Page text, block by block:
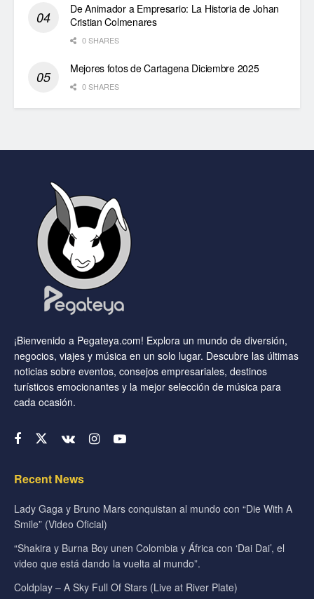
De Animador a Empresario: La Historia de Johan
Cristian Colmenares
0 SHARES
Mejores fotos de Cartagena Diciembre 2025
0 SHARES
¡Bienvenido a Pegateya.com! Explora un mundo de diversión,
negocios, viajes y música en un solo lugar. Descubre las últimas
noticias sobre eventos, consejos empresariales, destinos
turísticos emocionantes y la mejor selección de música para
cada ocasión.
Recent News
Lady Gaga y Bruno Mars conquistan al mundo con “Die With A
Smile” (Video Oficial)
“Shakira y Burna Boy unen Colombia y África con ‘Dai Dai’, el
video que está dando la vuelta al mundo”.
Coldplay – A Sky Full Of Stars (Live at River Plate)